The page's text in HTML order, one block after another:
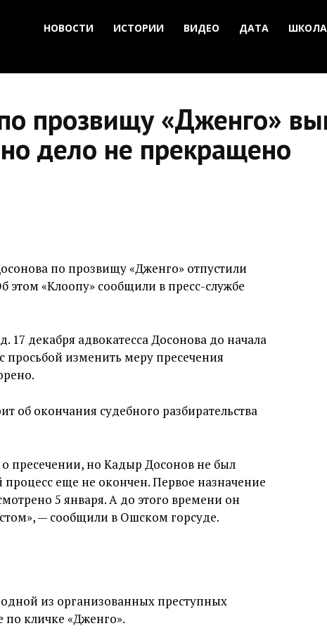
НОВОСТИ ИСТОРИИ ВИДЕО ДАТА ШКОЛА
прозвищу «Дженго»
дело не прекращено
по прозвищу «Дженго» отпустили
«Клоопу» сообщили в пресс-службе
декабря адвокатесса Досонова до начала
просьбой изменить меру пресечения
об окончания судебного разбирательства
пресечении, но Кадыр Досонов не был
еще не окончен. Первое назначение
5 января. А до этого времени он
— сообщили в Ошском горсуде.
из организованных преступных
по кличке «Дженго».